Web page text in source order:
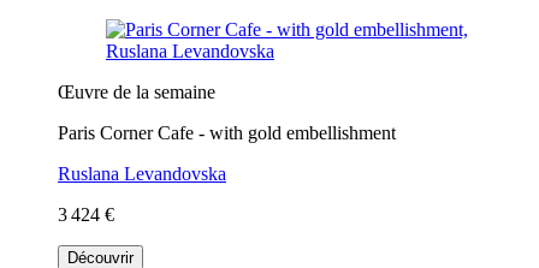
Œuvre de la semaine
Paris Corner Cafe - with gold embellishment
Ruslana Levandovska
3 424 €
Découvrir